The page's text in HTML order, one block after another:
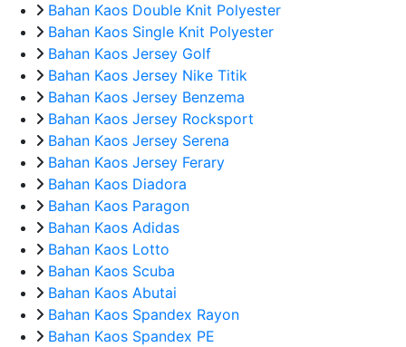
Bahan Kaos Double Knit Polyester
Bahan Kaos Single Knit Polyester
Bahan Kaos Jersey Golf
Bahan Kaos Jersey Nike Titik
Bahan Kaos Jersey Benzema
Bahan Kaos Jersey Rocksport
Bahan Kaos Jersey Serena
Bahan Kaos Jersey Ferary
Bahan Kaos Diadora
Bahan Kaos Paragon
Bahan Kaos Adidas
Bahan Kaos Lotto
Bahan Kaos Scuba
Bahan Kaos Abutai
Bahan Kaos Spandex Rayon
Bahan Kaos Spandex PE